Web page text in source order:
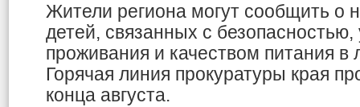
Жители региона могут сообщить о
детей, связанных с
проживания и качеством питания в
Горячая линия прокуратуры края
конца августа.